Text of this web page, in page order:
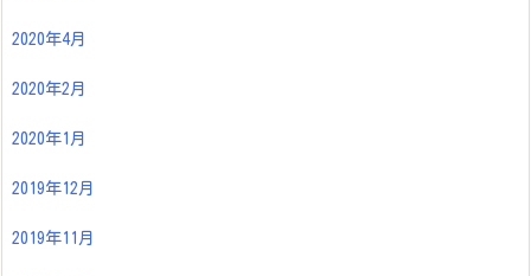
2020年4月
2020年2月
2020年1月
2019年12月
2019年11月